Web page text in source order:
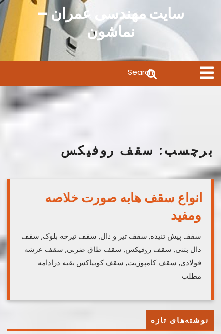
سایت مهندسی عمران –
نماشون
Open
Menu
for:
برچسب: سقف روفیکس
انواع سقف هابه صورت خلاصه
ومفید
سقف پیش تنیده, سقف تیر و دال, سقف تیرچه بلوک, سقف
دال بتنی, سقف روفیکس, سقف طاق ضربی, سقف عرشه
فولادی, سقف کامپوزیت, سقف کوبیاکس بقیه درادامه
مطلب
نوشته‌های تازه